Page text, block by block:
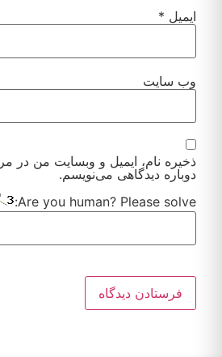
ایمیل *
وب‌ سایت
ذخیره نام، ایمیل و وبسایت من در
دوباره دیدگاهی می‌نویسم.
Are you human? Please solve: